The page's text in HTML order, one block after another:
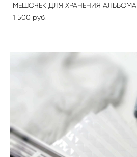
МЕШОЧЕК ДЛЯ ХРАНЕНИЯ АЛЬБОМА
1 500 pуб.